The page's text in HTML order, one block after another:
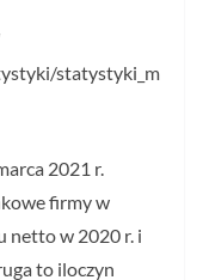
statystyki_m
2021 r.
firmy w
netto w 2020 r. i
to iloczyn